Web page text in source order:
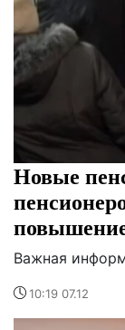
Новые
Важная
10:19 07.12